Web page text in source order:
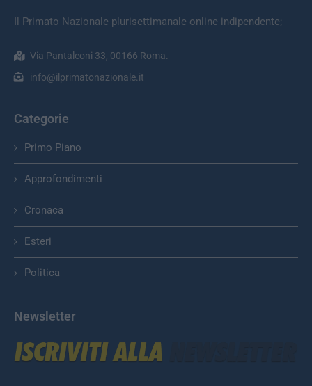
Il Primato Nazionale plurisettimanale online indipendente;
Via Pantaleoni 33, 00166 Roma.
info@ilprimatonazionale.it
Categorie
Primo Piano
Approfondimenti
Cronaca
Esteri
Politica
Newsletter